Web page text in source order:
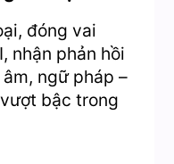
đóng vai
nhận phản hồi
ngữ pháp –
bậc trong